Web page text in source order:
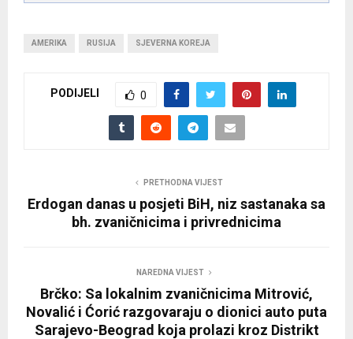
AMERIKA RUSIJA SJEVERNA KOREJA
PODIJELI 0
PRETHODNA VIJEST
Erdogan danas u posjeti BiH, niz sastanaka sa
bh. zvaničnicima i privrednicima
NAREDNA VIJEST
Brčko: Sa lokalnim zvaničnicima Mitrović,
Novalić i Ćorić razgovaraju o dionici auto puta
Sarajevo-Beograd koja prolazi kroz Distrikt